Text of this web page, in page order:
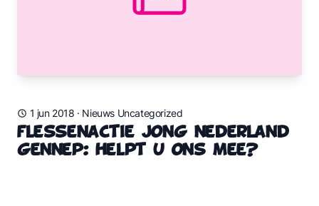
1 jun 2018 · Nieuws Uncategorized
Flessenactie Jong Nederland
Gennep: Helpt u ons mee?